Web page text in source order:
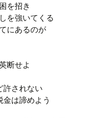
を招き
を強いてくる
にあるのが
断せよ
されない
は諦めよう